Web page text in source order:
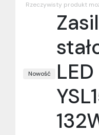
Rzeczywisty produkt
Nowość